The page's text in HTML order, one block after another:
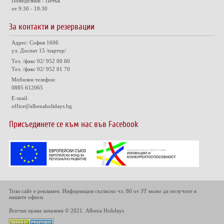
от 9:30 - 18:30
За контакти и резервации
Адрес: София 1606
ул. Доспат 15 /партер/
Тел. /факс 02/ 952 00 60
Тел. /факс 02/ 952 01 70
Мобилен телефон:
0885 612065
E-mail:
office@albenaholidays.bg
Присъединете се към нас във Facebook
Този сайт е рекламен. Информация съгласно чл. 80 от ЗТ може да получите в
нашите офиси.
Всички права запазени © 2021. Albena Holidays